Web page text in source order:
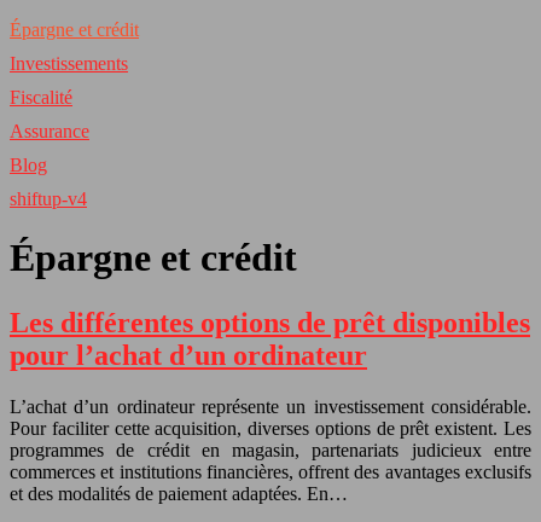
Épargne et crédit
Investissements
Fiscalité
Assurance
Blog
shiftup-v4
Épargne et crédit
Les différentes options de prêt disponibles
pour l’achat d’un ordinateur
L’achat d’un ordinateur représente un investissement considérable.
Pour faciliter cette acquisition, diverses options de prêt existent. Les
programmes de crédit en magasin, partenariats judicieux entre
commerces et institutions financières, offrent des avantages exclusifs
et des modalités de paiement adaptées. En…